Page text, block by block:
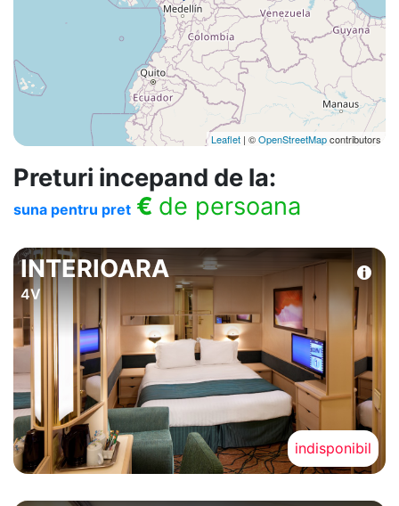
Leaflet | ©OpenStreetMapcontributors
Preturi incepand de la:
suna pentru pret € de persoana
INTERIOARA
4V
indisponibil